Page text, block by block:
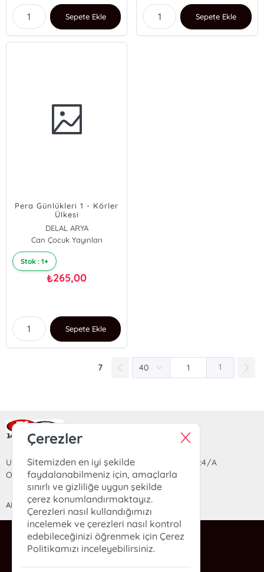
Sepete Ekle Sepete Ekle
Pera Günlükleri 1 - Körler
Ülkesi
DELAL ARYA
Can Çocuk Yayınları
Stok : 1+
₺265,00
Sepete Ekle
7 1
Ra Yayın Kitabevi
Uzun Sokak Saray Çarşısı Lara Sineması Girişi No:4/A
Ortahisar/TRABZON
ANASAYFA YARDIM İLETİŞİM
ra@rakitap.com
0(462) 326 49 71
Çerezler
Sitemizden en iyi şekilde
faydalanabilmeniz için, amaçlarla
sınırlı ve gizliliğe uygun şekilde
çerez konumlandırmaktayız.
Çerezleri nasıl kullandığımızı
incelemek ve çerezleri nasıl kontrol
edebileceğinizi öğrenmek için Çerez
Politikamızı inceleyebilirsiniz.